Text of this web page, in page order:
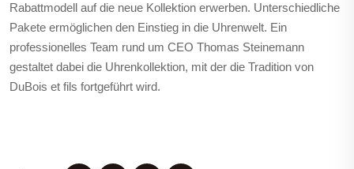
Rabattmodell auf die neue Kollektion erwerben. Unterschiedliche
Pakete ermöglichen den Einstieg in die Uhrenwelt. Ein
professionelles Team rund um CEO Thomas Steinemann
gestaltet dabei die Uhrenkollektion, mit der die Tradition von
DuBois et fils fortgeführt wird.